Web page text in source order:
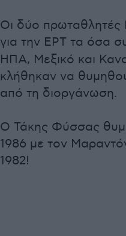
Οι δύο πρωταθλητές
για την ΕΡΤ τα όσα
ΗΠΑ, Μεξικό και
κλήθηκαν να
από τη διοργάνωση.
Ο Τάκης Φύσσας
1986 με τον
1982!